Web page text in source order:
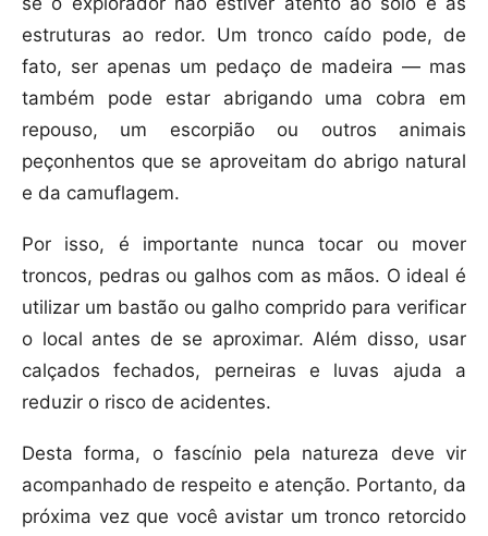
estruturas ao redor. Um tronco caído pode, de
fato, ser apenas um pedaço de madeira — mas
também pode estar abrigando uma cobra em
repouso, um escorpião ou outros animais
peçonhentos que se aproveitam do abrigo natural
e da camuflagem.
Por isso, é importante nunca tocar ou mover
troncos, pedras ou galhos com as mãos. O ideal é
utilizar um bastão ou galho comprido para verificar
o local antes de se aproximar. Além disso, usar
calçados fechados, perneiras e luvas ajuda a
reduzir o risco de acidentes.
Desta forma, o fascínio pela natureza deve vir
acompanhado de respeito e atenção. Portanto, da
próxima vez que você avistar um tronco retorcido